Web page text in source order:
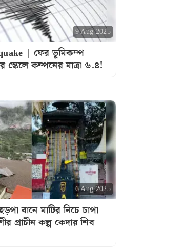
9 Aug 2025
| ফের ভূমিকম্প
স্কেলে কম্পনের মাত্রা ৬.৪!
6 Aug 2025
বানে মাটির নিচে চাপা
প্রাচীন কল্প কেদার শিব